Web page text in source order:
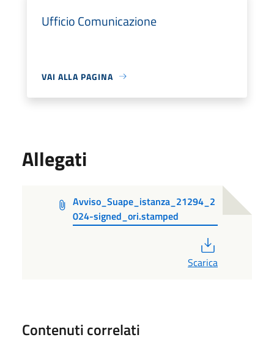
Ufficio Comunicazione
VAI ALLA PAGINA
Allegati
Avviso_Suape_istanza_21294_2
024-signed_ori.stamped
Scarica
Contenuti correlati